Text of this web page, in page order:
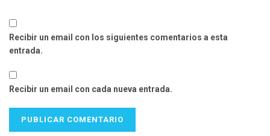
Recibir un email con los siguientes comentarios a esta
entrada.
Recibir un email con cada nueva entrada.